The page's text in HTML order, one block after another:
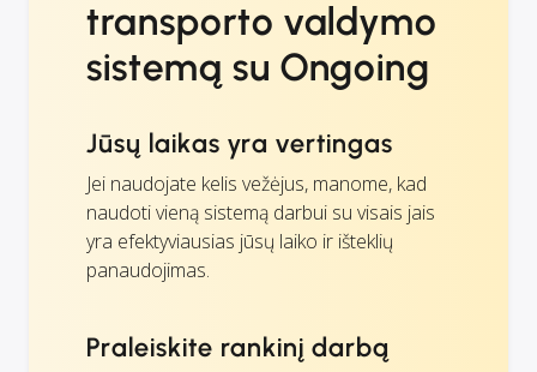
transporto valdymo
sistemą su Ongoing
Jūsų laikas yra vertingas
Jei naudojate kelis vežėjus, manome, kad
naudoti vieną sistemą darbui su visais jais
yra efektyviausias jūsų laiko ir išteklių
panaudojimas.
Praleiskite rankinį darbą